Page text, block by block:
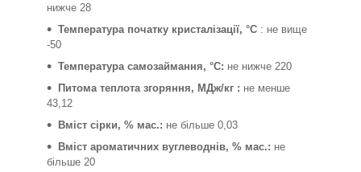
нижче 28
Температура початку кристалізації, °C : не вище
-50
Температура самозаймання, °C: не нижче 220
Питома теплота згоряння, МДж/кг : не менше
43,12
Вміст сірки, % мас.: не більше 0,03
Вміст ароматичних вуглеводнів, % мас.: не
більше 20